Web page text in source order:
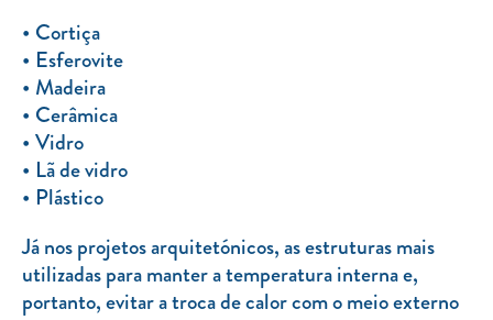
Cortiça
Esferovite
Madeira
Cerâmica
Vidro
Lã de vidro
Plástico
Já nos projetos arquitetónicos, as estruturas mais
utilizadas para manter a temperatura interna e,
portanto, evitar a troca de calor com o meio externo